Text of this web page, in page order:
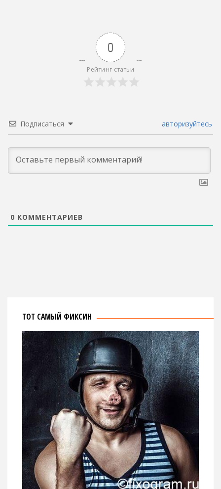
0
Рейтинг статьи
Подписаться авторизуйтесь
0 КОММЕНТАРИЕВ
ТОТ САМЫЙ ФИКСИН